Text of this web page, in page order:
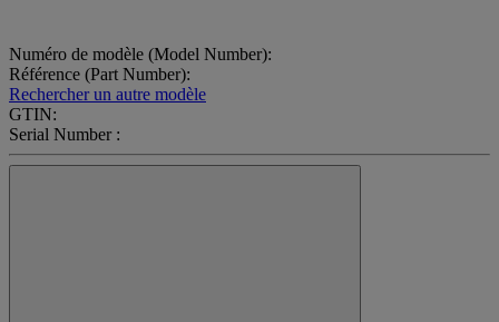
Numéro de modèle (Model Number):
Référence (Part Number):
Rechercher un autre modèle
GTIN:
Serial Number :